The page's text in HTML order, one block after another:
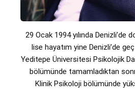
29 Ocak 1994 yılında Denizli’de
lise hayatım yine Denizli’de
Yeditepe Üniversitesi Psikolojik
bölümünde tamamladıktan
Klinik Psikoloji bölümünde